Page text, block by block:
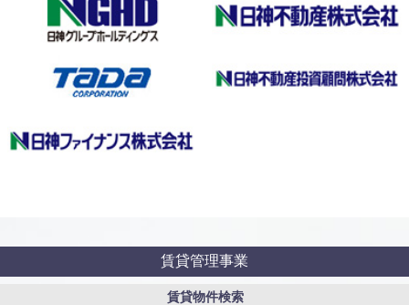
賃貸管理事業
賃貸物件検索